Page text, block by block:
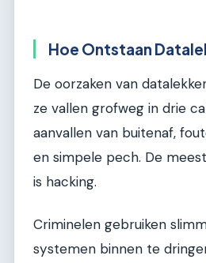
Hoe Ontstaan
De oorzaken van
ze vallen grofweg in drie
aanvallen van buitenaf,
en simpele pech. De
is hacking.
Criminelen gebruiken
systemen binnen te